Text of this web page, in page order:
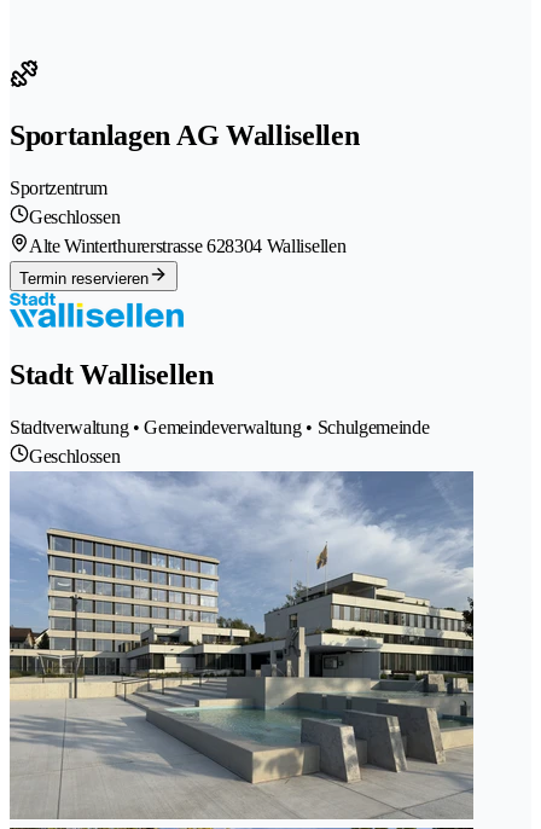
Sportanlagen AG Wallisellen
Sportzentrum
Geschlossen
Alte Winterthurerstrasse 628304 Wallisellen
Termin reservieren
Stadt Wallisellen
Stadtverwaltung • Gemeindeverwaltung • Schulgemeinde
Geschlossen